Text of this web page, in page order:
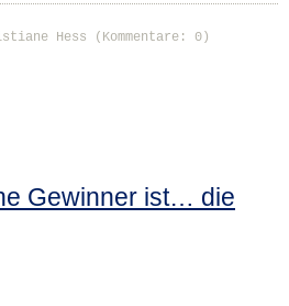
Hess (Kommentare: 0)
Gewinner ist… die